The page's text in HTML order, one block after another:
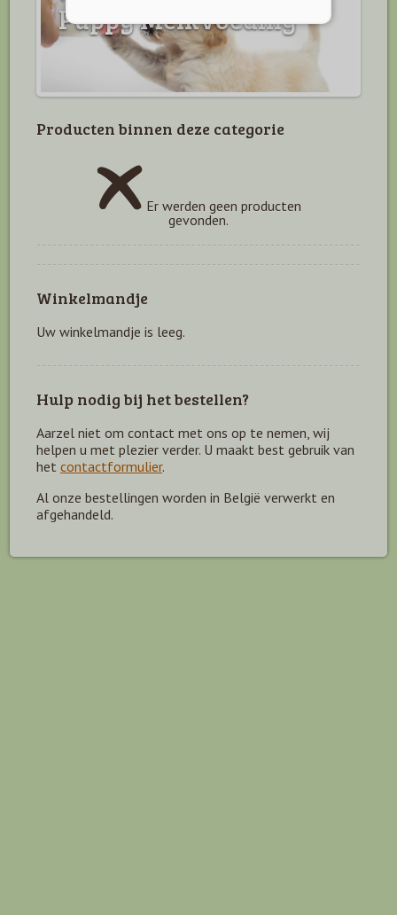
Puppy Melkvoeding
Producten binnen deze categorie
Er werden geen producten
gevonden.
Winkelmandje
Uw winkelmandje is leeg.
Hulp nodig bij het bestellen?
Aarzel niet om contact met ons op te nemen, wij
helpen u met plezier verder. U maakt best gebruik van
het contactformulier.
Al onze bestellingen worden in België verwerkt en
afgehandeld.